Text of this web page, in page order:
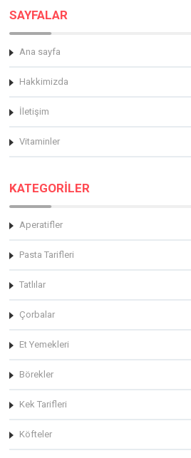
SAYFALAR
Ana sayfa
Hakkimizda
İletişim
Vitaminler
KATEGORİLER
Aperatifler
Pasta Tarifleri
Tatlılar
Çorbalar
Et Yemekleri
Börekler
Kek Tarifleri
Köfteler